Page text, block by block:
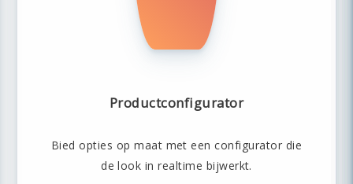
Productconfigurator
Bied opties op maat met een configurator die
de look in realtime bijwerkt.